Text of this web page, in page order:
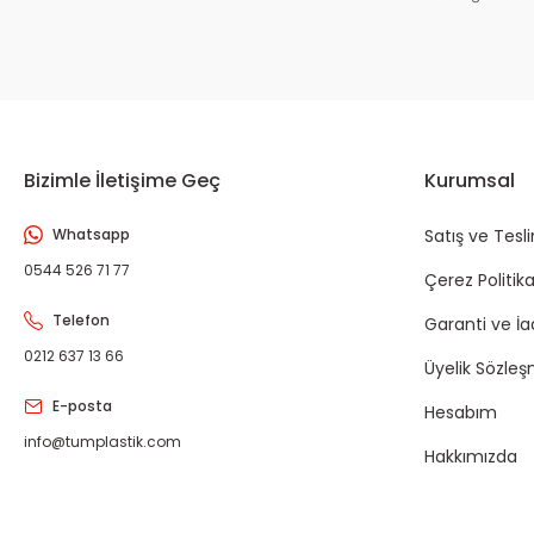
Bizimle İletişime Geç
Whatsapp
0544 526 71 77
Telefon
0212 637 13 66
E-posta
info@tumplastik.com
Kurumsal
Satış ve
Çerez
Garanti ve
Üyelik
Hesabım
Hakkımızda